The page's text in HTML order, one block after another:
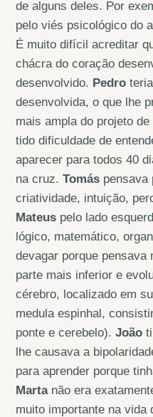
de alguns deles. Por
pelo viés psicológico do
É muito difícil acreditar
chácra do coração
desenvolvido. Pedro
desenvolvida, o que lhe
mais ampla do projeto
tido dificuldade de
aparecer para todos 40
na cruz.Tomás pensava
criatividade, intuição,
Mateus pelo lado
lógico, matemático,
devagar porque pensava
parte mais inferior e
cérebro, localizado em
medula espinhal,
ponte e cerebelo).João
lhe causava a
para aprender porque
Martanão era
muito importante na vida